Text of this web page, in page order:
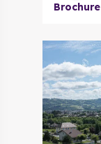
Brochure